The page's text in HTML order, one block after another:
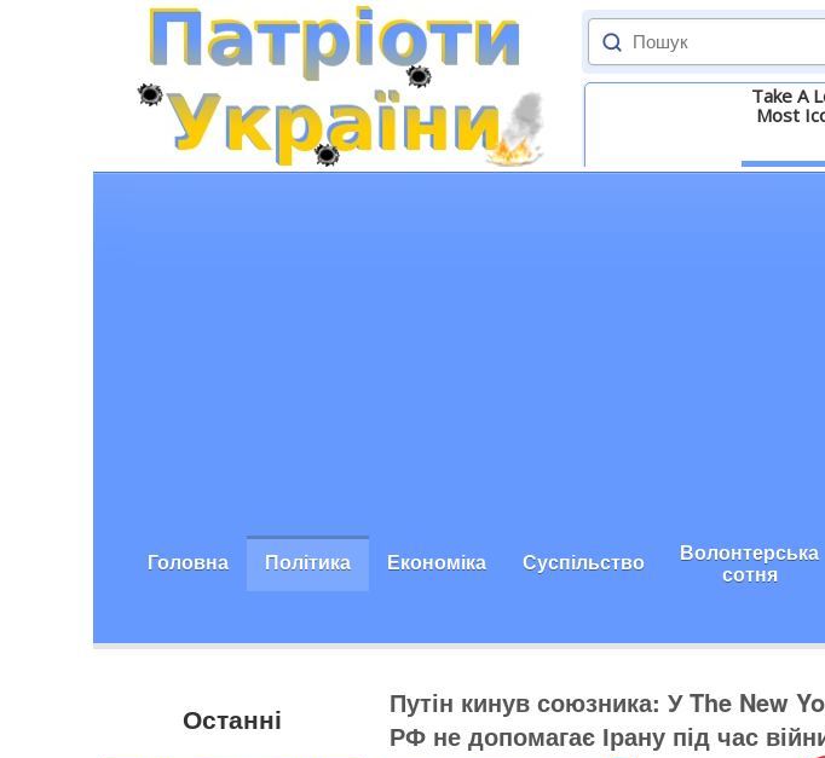
Take A
Most
Головна Політика Економіка Суспільство Волонтерська
сотня
Останні
Путін кинув союзника: У The New
РФ не допомагає Ірану під час